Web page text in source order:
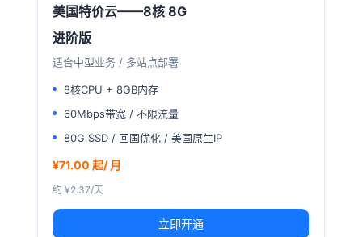
美国特价云——8核 8G
进阶版
适合中型业务 / 多站点部署
8核CPU + 8GB内存
60Mbps带宽 / 不限流量
80G SSD / 回国优化 / 美国原生IP
¥71.00 起/ 月
约 ¥2.37/天
立即开通